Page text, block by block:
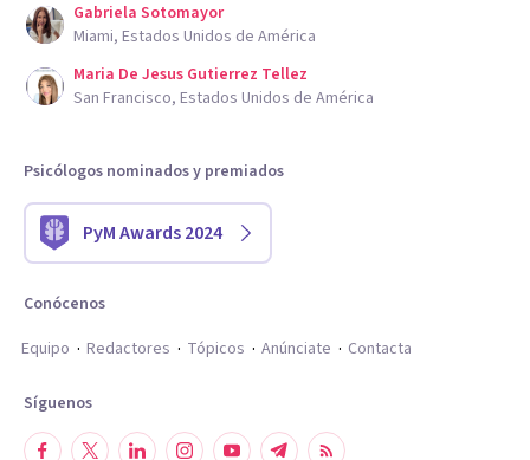
Gabriela Sotomayor
Miami, Estados Unidos de América
Maria De Jesus Gutierrez Tellez
San Francisco, Estados Unidos de América
Psicólogos nominados y premiados
PyM Awards 2024
Conócenos
Equipo
Redactores Tópicos Anúnciate Contacta
Síguenos